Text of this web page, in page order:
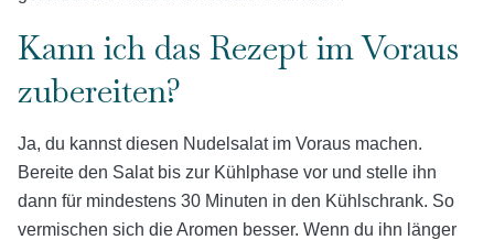
Kann ich das Rezept im Voraus
zubereiten?
Ja, du kannst diesen Nudelsalat im Voraus machen.
Bereite den Salat bis zur Kühlphase vor und stelle ihn
dann für mindestens 30 Minuten in den Kühlschrank. So
vermischen sich die Aromen besser. Wenn du ihn länger